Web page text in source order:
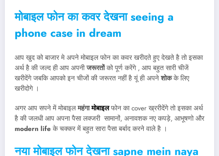
मोबाइल फोन का कवर देखनाseeing a
phone case in dream
आप खुद को बाजार मे अपने मोबाइल फोन का कवर खरीदते हुए देखते है तो इसका
अर्थ है की जल्द ही आप अपनीजरूरतोंको पूर्ण करेंगे , आप बहुत सारी चीजें
खरीदेंगे जबकि आपको इन चीजों की जरूरत नहीं है यूं ही अपनेशोकके लिए
खरीदोगे ।
अगर आप सपने में मोबाइलमहंगा मोबाइलफोन का cover ख्ररीदेंगे तो इसका अर्थ
है की जलधी आप अपना पैसा लक्जरी सामानों, अनावशक नए कपड़े, आभूषणो और
modern life के चक्कर में बहुत सारा पैसा बर्बाद करने वाले है ।
नया मोबाइल फोन देखनाsapne mein naya